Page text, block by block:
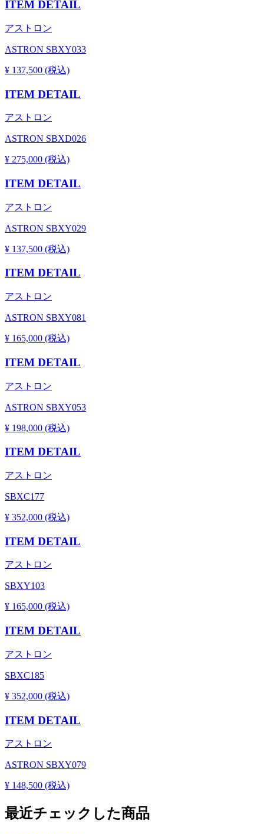
ITEM DETAIL
アストロン
ASTRON SBXY033
¥ 137,500 (税込)
ITEM DETAIL
アストロン
ASTRON SBXD026
¥ 275,000 (税込)
ITEM DETAIL
アストロン
ASTRON SBXY029
¥ 137,500 (税込)
ITEM DETAIL
アストロン
ASTRON SBXY081
¥ 165,000 (税込)
ITEM DETAIL
アストロン
ASTRON SBXY053
¥ 198,000 (税込)
ITEM DETAIL
アストロン
SBXC177
¥ 352,000 (税込)
ITEM DETAIL
アストロン
SBXY103
¥ 165,000 (税込)
ITEM DETAIL
アストロン
SBXC185
¥ 352,000 (税込)
ITEM DETAIL
アストロン
ASTRON SBXY079
¥ 148,500 (税込)
最近チェックした商品